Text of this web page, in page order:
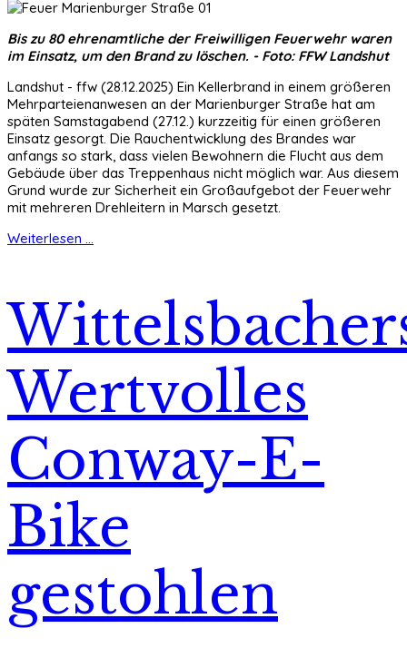
Bis zu 80 ehrenamtliche der Freiwilligen Feuerwehr waren
im Einsatz, um den Brand zu löschen. - Foto: FFW Landshut
Landshut - ffw (28.12.2025) Ein Kellerbrand in einem größeren
Mehrparteienanwesen an der Marienburger Straße hat am
späten Samstagabend (27.12.) kurzzeitig für einen größeren
Einsatz gesorgt. Die Rauchentwicklung des Brandes war
anfangs so stark, dass vielen Bewohnern die Flucht aus dem
Gebäude über das Treppenhaus nicht möglich war. Aus diesem
Grund wurde zur Sicherheit ein Großaufgebot der Feuerwehr
mit mehreren Drehleitern in Marsch gesetzt.
Weiterlesen ...
Wertvolles
Conway-E-
Bike
gestohlen